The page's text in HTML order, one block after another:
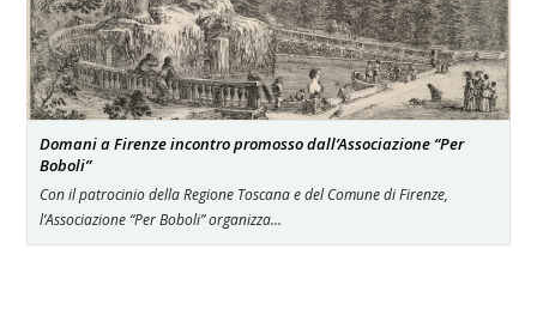
Domani a Firenze incontro promosso dall’Associazione “Per
Boboli”
Con il patrocinio della Regione Toscana e del Comune di Firenze,
l’Associazione “Per Boboli” organizza…